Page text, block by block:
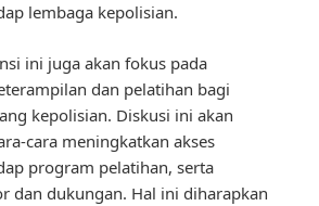
lembaga kepolisian.
ini juga akan fokus pada
dan pelatihan bagi
kepolisian. Diskusi ini akan
cara meningkatkan akses
program pelatihan, serta
dan dukungan. Hal ini diharapkan